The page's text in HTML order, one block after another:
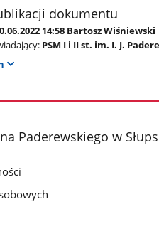
dokumentu
14:58 Bartosz Wiśniewski
PSM I i II st. im. I. J.
Paderewskiego w